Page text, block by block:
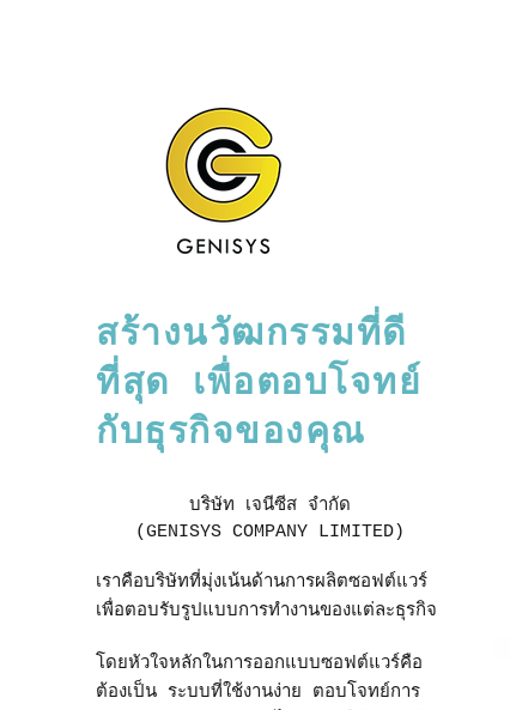
สร้างนวัฒกรรมที่ดี
ที่สุด เพื่อตอบโจทย์
กับธุรกิจของคุณ
บริษัท เจนีซีส จำกัด
(GENISYS COMPANY LIMITED)
เราคือบริษัทที่มุ่งเน้นด้านการผลิตซอฟต์แวร์
เพื่อตอบรับรูปแบบการทำงานของแต่ละธุรกิจ
โดยหัวใจหลักในการออกแบบซอฟต์แวร์คือ
ต้องเป็น ระบบที่ใช้งานง่าย ตอบโจทย์การ